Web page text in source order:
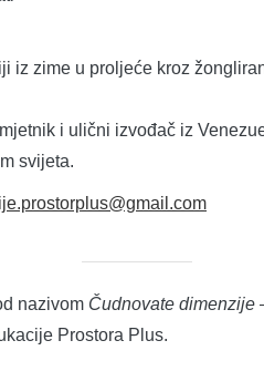
iz zime u proljeće kroz
i ulični izvođač iz
svijeta.
nazivom Čudnovate dimenzije
Prostora Plus.